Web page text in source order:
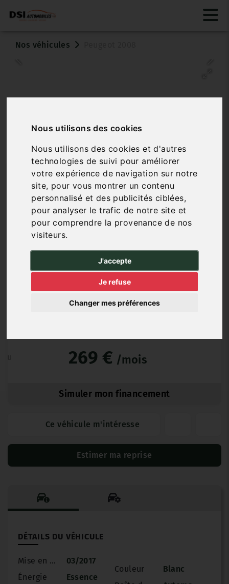
Nous utilisons des cookies
Nous utilisons des cookies et d'autres
technologies de suivi pour améliorer
votre expérience de navigation sur notre
site, pour vous montrer un contenu
personnalisé et des publicités ciblées,
pour analyser le trafic de notre site et
pour comprendre la provenance de nos
visiteurs.
J'accepte
Je refuse
Changer mes préférences
Nos véhicules
Véhicule vendu
PEUGEOT 2008
1.2 PURETECH 110 S&S EAT6 GT LINE
Réf. 3063321 Véhicule sur parc
Essence
DSI6G (6 mois)
269 € /mois
Simuler mon financement
Ce véhicule m'intéresse
Estimer ma reprise
DÉTAILS DU VÉHICULE
Mise en circulation
03/2017
Énergie
Essence
Couleur
Blanc